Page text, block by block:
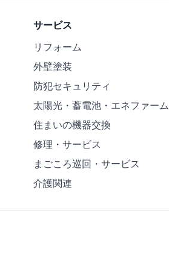
サービス
リフォーム
外壁塗装
防犯セキュリティ
太陽光・蓄電池・エネファーム
住まいの機器交換
修理・サービス
まごころ巡回・サービス
介護関連